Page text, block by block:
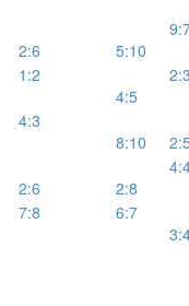
2:6 5:10
1:2
4:5
4:3
8:10
2:6
2:8
7:8
6:7